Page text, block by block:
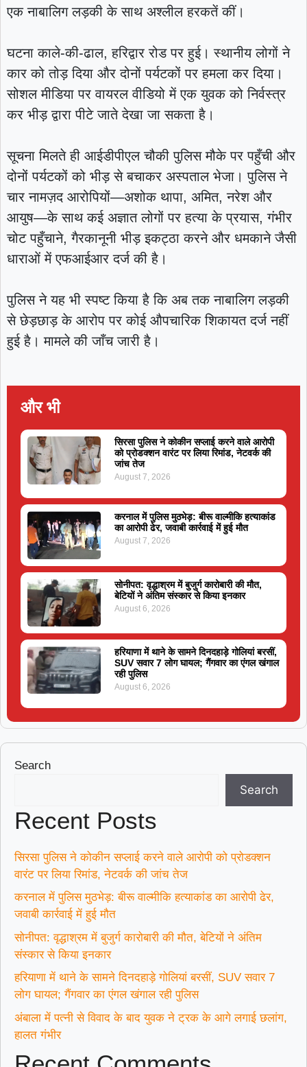
एक नाबालिग लड़की के साथ अश्लील हरकतें कीं।
घटना काले-की-ढाल, हरिद्वार रोड पर हुई। स्थानीय लोगों ने
कार को तोड़ दिया और दोनों पर्यटकों पर हमला कर दिया।
सोशल मीडिया पर वायरल वीडियो में एक युवक को निर्वस्त्र
कर भीड़ द्वारा पीटे जाते देखा जा सकता है।
सूचना मिलते ही आईडीपीएल चौकी पुलिस मौके पर पहुँची और
दोनों पर्यटकों को भीड़ से बचाकर अस्पताल भेजा। पुलिस ने
चार नामज़द आरोपियों—अशोक थापा, अमित, नरेश और
आयुष—के साथ कई अज्ञात लोगों पर हत्या के प्रयास, गंभीर
चोट पहुँचाने, गैरकानूनी भीड़ इकट्ठा करने और धमकाने जैसी
धाराओं में एफआईआर दर्ज की है।
पुलिस ने यह भी स्पष्ट किया है कि अब तक नाबालिग लड़की
से छेड़छाड़ के आरोप पर कोई औपचारिक शिकायत दर्ज नहीं
हुई है। मामले की जाँच जारी है।
और भी
सिरसा पुलिस ने कोकीन सप्लाई करने वाले आरोपी
को प्रोडक्शन वारंट पर लिया रिमांड, नेटवर्क की
जांच तेज
August 7, 2026
करनाल में पुलिस मुठभेड़: बीरू वाल्मीकि हत्याकांड
का आरोपी ढेर, जवाबी कार्रवाई में हुई मौत
August 7, 2026
सोनीपत: वृद्धाश्रम में बुजुर्ग कारोबारी की मौत,
बेटियों ने अंतिम संस्कार से किया इनकार
August 6, 2026
हरियाणा में थाने के सामने दिनदहाड़े गोलियां बरसीं,
SUV सवार 7 लोग घायल; गैंगवार का एंगल खंगाल
रही पुलिस
August 6, 2026
Search
Search
Recent Posts
सिरसा पुलिस ने कोकीन सप्लाई करने वाले आरोपी को प्रोडक्शन
वारंट पर लिया रिमांड, नेटवर्क की जांच तेज
करनाल में पुलिस मुठभेड़: बीरू वाल्मीकि हत्याकांड का आरोपी ढेर,
जवाबी कार्रवाई में हुई मौत
सोनीपत: वृद्धाश्रम में बुजुर्ग कारोबारी की मौत, बेटियों ने अंतिम
संस्कार से किया इनकार
हरियाणा में थाने के सामने दिनदहाड़े गोलियां बरसीं, SUV सवार 7
लोग घायल; गैंगवार का एंगल खंगाल रही पुलिस
अंबाला में पत्नी से विवाद के बाद युवक ने ट्रक के आगे लगाई छलांग,
हालत गंभीर